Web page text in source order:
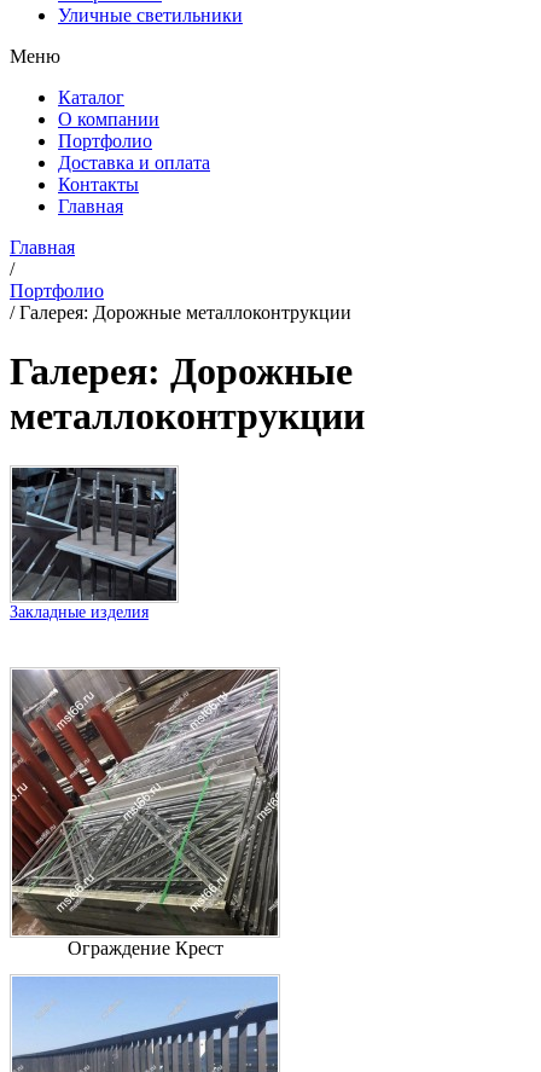
Уличные светильники
Меню
Каталог
О компании
Портфолио
Доставка и оплата
Контакты
Главная
Главная
/
Портфолио
/Галерея: Дорожные металлоконтрукции
Галерея: Дорожные
металлоконтрукции
Закладные изделия
Ограждение Крест